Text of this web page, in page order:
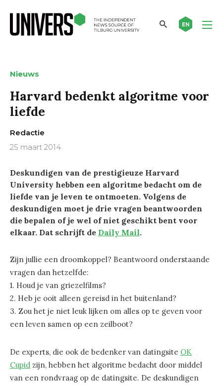
EN
Nieuws
Harvard bedenkt algoritme voor
liefde
Redactie
25 maart 2014
Deskundigen van de prestigieuze Harvard
University hebben een algoritme bedacht om de
liefde van je leven te ontmoeten. Volgens de
deskundigen moet je drie vragen beantwoorden
die bepalen of je wel of niet geschikt bent voor
elkaar. Dat schrijft de Daily Mail.
Zijn jullie een droomkoppel? Beantwoord onderstaande
vragen dan hetzelfde:
1. Houd je van griezelfilms?
2. Heb je ooit alleen gereisd in het buitenland?
3. Zou het je niet leuk lijken om alles op te geven voor
een leven samen op een zeilboot?
De experts, die ook de bedenker van datingsite OK
Cupid zijn, hebben het algoritme bedacht door middel
van een rondvraag op de datingsite. De deskundigen